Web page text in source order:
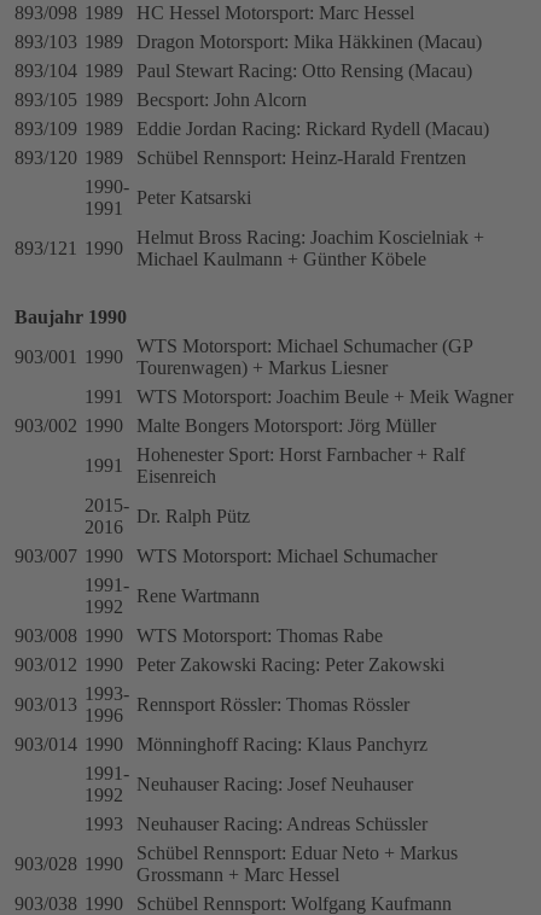
893/098 1989
HC Hessel Motorsport: Marc Hessel
893/103 1989
Dragon Motorsport: Mika Häkkinen (Macau)
893/104 1989
Paul Stewart Racing: Otto Rensing (Macau)
893/105 1989
Becsport: John Alcorn
893/109 1989
Eddie Jordan Racing: Rickard Rydell (Macau)
893/120 1989
Schübel Rennsport: Heinz-Harald Frentzen
1990-
1991
Peter Katsarski
893/121 1990
Helmut Bross Racing: Joachim Koscielniak +
Michael Kaulmann + Günther Köbele
Baujahr 1990
903/001
1990
WTS Motorsport: Michael Schumacher (GP
Tourenwagen) + Markus Liesner
1991
WTS Motorsport: Joachim Beule + Meik Wagner
903/002 1990
Malte Bongers Motorsport: Jörg Müller
1991
Hohenester Sport: Horst Farnbacher + Ralf
Eisenreich
2015-
2016
Dr. Ralph Pütz
903/007 1990
WTS Motorsport: Michael Schumacher
1991-
1992
Rene Wartmann
903/008 1990
WTS Motorsport: Thomas Rabe
903/012 1990
Peter Zakowski Racing: Peter Zakowski
903/013
1993-
1996
Rennsport Rössler: Thomas Rössler
903/014 1990
Mönninghoff Racing: Klaus Panchyrz
1991-
1992
Neuhauser Racing: Josef Neuhauser
1993
Neuhauser Racing: Andreas Schüssler
903/028 1990
Schübel Rennsport: Eduar Neto + Markus
Grossmann + Marc Hessel
903/038 1990
Schübel Rennsport: Wolfgang Kaufmann